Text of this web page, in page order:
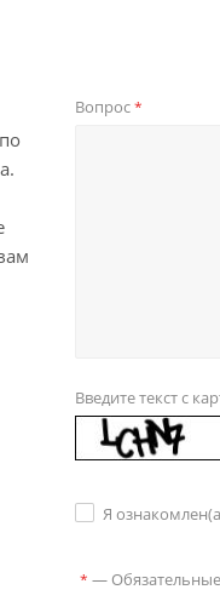
Вопрос*
Введите текст с
Я
* —